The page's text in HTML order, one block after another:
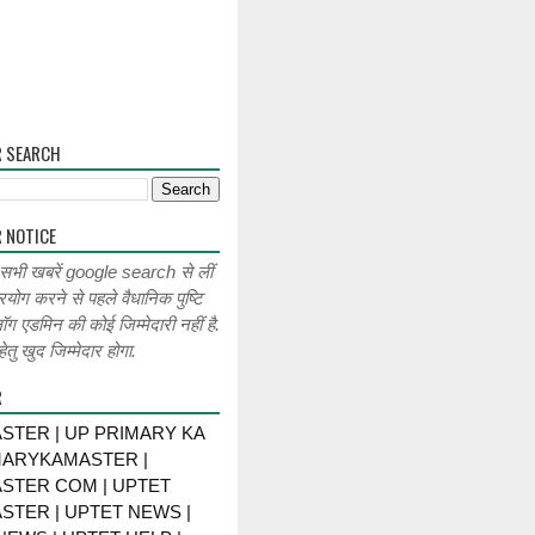
सभी खबरें google search से लीं
करने से पहले वैधानिक पुष्टि
की कोई जिम्मेदारी नहीं है.
खुद जिम्मेदार होगा.
| UP PRIMARY KA
|
COM | UPTET
| UPTET NEWS |